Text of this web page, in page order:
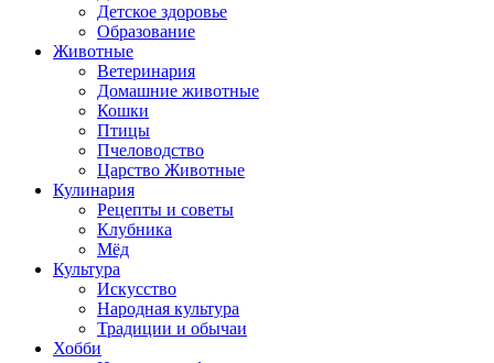
Детское здоровье
Образование
Животные
Ветеринария
Домашние животные
Кошки
Птицы
Пчеловодство
Царство Животные
Кулинария
Рецепты и советы
Клубника
Мёд
Культура
Искусство
Народная культура
Традиции и обычаи
Хобби